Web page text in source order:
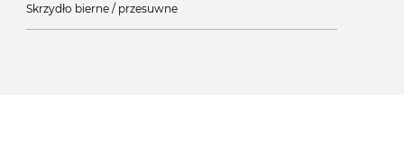
Skrzydło bierne / przesuwne